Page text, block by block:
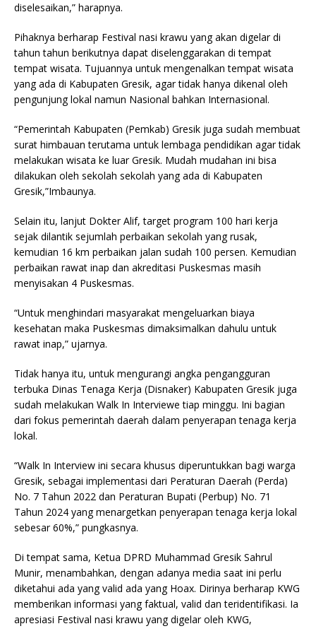
diselesaikan,” harapnya.
Pihaknya berharap Festival nasi krawu yang akan digelar di
tahun tahun berikutnya dapat diselenggarakan di tempat
tempat wisata. Tujuannya untuk mengenalkan tempat wisata
yang ada di Kabupaten Gresik, agar tidak hanya dikenal oleh
pengunjung lokal namun Nasional bahkan Internasional.
“Pemerintah Kabupaten (Pemkab) Gresik juga sudah membuat
surat himbauan terutama untuk lembaga pendidikan agar tidak
melakukan wisata ke luar Gresik. Mudah mudahan ini bisa
dilakukan oleh sekolah sekolah yang ada di Kabupaten
Gresik,”Imbaunya.
Selain itu, lanjut Dokter Alif, target program 100 hari kerja
sejak dilantik sejumlah perbaikan sekolah yang rusak,
kemudian 16 km perbaikan jalan sudah 100 persen. Kemudian
perbaikan rawat inap dan akreditasi Puskesmas masih
menyisakan 4 Puskesmas.
“Untuk menghindari masyarakat mengeluarkan biaya
kesehatan maka Puskesmas dimaksimalkan dahulu untuk
rawat inap,” ujarnya.
Tidak hanya itu, untuk mengurangi angka pengangguran
terbuka Dinas Tenaga Kerja (Disnaker) Kabupaten Gresik juga
sudah melakukan Walk In Interviewe tiap minggu. Ini bagian
dari fokus pemerintah daerah dalam penyerapan tenaga kerja
lokal.
“Walk In Interview ini secara khusus diperuntukkan bagi warga
Gresik, sebagai implementasi dari Peraturan Daerah (Perda)
No. 7 Tahun 2022 dan Peraturan Bupati (Perbup) No. 71
Tahun 2024 yang menargetkan penyerapan tenaga kerja lokal
sebesar 60%,” pungkasnya.
Di tempat sama, Ketua DPRD Muhammad Gresik Sahrul
Munir, menambahkan, dengan adanya media saat ini perlu
diketahui ada yang valid ada yang Hoax. Dirinya berharap KWG
memberikan informasi yang faktual, valid dan teridentifikasi. Ia
apresiasi Festival nasi krawu yang digelar oleh KWG,